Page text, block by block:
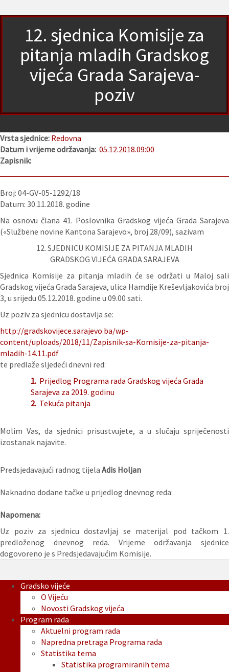
12. sjednica Komisije za
pitanja mladih Gradskog
vijeća Grada Sarajeva-
poziv
Vrsta sjednice: Redovna
Datum i vrijeme održavanja: 05.12.2018.09:00
Zapisnik:
Broj: 04-GV-05-1292/18
Datum: 30.11.2018. godine
Na osnovu člana 41. Poslovnika Gradskog vijeća Grada Sarajeva
(«Službene novine Kantona Sarajevo», broj 28/09), sazivam
12. SJEDNICU KOMISIJE ZA PITANJA MLADIH
GRADSKOG VIJEĆA GRADA SARAJEVA
Sjednica Komisije za pitanja mladih će se održati u Maloj sali
Gradskog vijeća Grada Sarajeva, ulica Hamdije Kreševljakovića broj
3, u srijedu 05.12.2018. godine u 09.00 sati.
Uz poziv za sjednicu dostavlja se:
http://gradskovijece.sarajevo.ba/wp-
content/uploads/2018/11/Zapisnik-sa-Komisije-za-pitanja-
mladih-14.11.pdf
te predlaže sljedeći dnevni red:
1. Prijedlog Programa rada Gradskog vijeća Grada
Sarajeva za 2019. godinu
2. Tekuća pitanja
Molim Vas, da sjednici prisustvujete, a u slučaju spriječenosti
izostanak najavite.
Predsjedavajući radnog tijela Adis Holjan
Naknadno dodane tačke u prijedlog dnevnog reda:
Napomena:
Uz poziv za sjednicu dostavljaj se materijal pod tačkom 1.
predloženog dnevnog reda. Vrijeme održavanja sjednice
dogovoreno je s Predsjedavajućim Komisije.
Gradsko vijeće
O Vijeću
Novosti Gradskog vijeća
Program rada
Aktuelni program rada
Napredna pretraga Programa rada
Statistika tema
Statistika programiranih tema